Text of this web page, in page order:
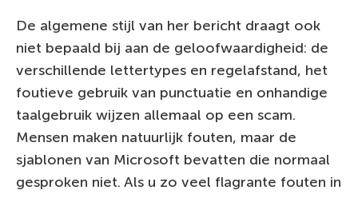
De algemene stijl van her bericht draagt ook
niet bepaald bij aan de geloofwaardigheid: de
verschillende lettertypes en regelafstand, het
foutieve gebruik van punctuatie en onhandige
taalgebruik wijzen allemaal op een scam.
Mensen maken natuurlijk fouten, maar de
sjablonen van Microsoft bevatten die normaal
gesproken niet. Als u zo veel flagrante fouten in